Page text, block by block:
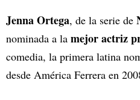
Jenna Ortega, de la serie de
nominada a la mejor actriz
comedia, la primera latina
desde América Ferrera en